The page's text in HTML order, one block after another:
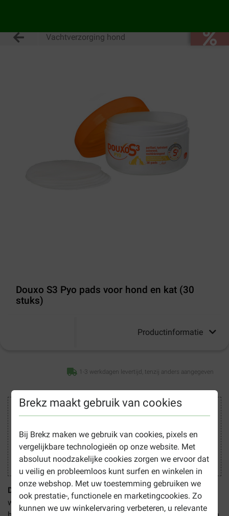
Brekz maakt gebruik van cookies
Bij Brekz maken we gebruik van cookies, pixels en
vergelijkbare technologieën op onze website. Met
absoluut noodzakelijke cookies zorgen we ervoor dat
u veilig en probleemloos kunt surfen en winkelen in
onze webshop. Met uw toestemming gebruiken we
ook prestatie-, functionele en marketingcookies. Zo
kunnen we uw winkelervaring verbeteren, u relevante
Vachtverzorging hond
Douxo S3 Pyo pads voor hond en kat (30
stuks)
Productinformatie
1-3 werkdagen levertijd, tenzij anders aangegeven
Veilig winkelen
Douxo S3 Pyo Pads
zijn geïmpregneerde katoenen
wattenschijfjes en ondersteunt de microbiële balans en de